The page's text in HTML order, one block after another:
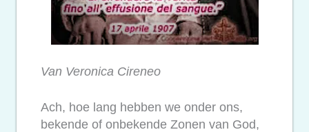
Van Veronica Cireneo
Ach, hoe lang hebben we onder ons,
bekende of onbekende Zonen van God,